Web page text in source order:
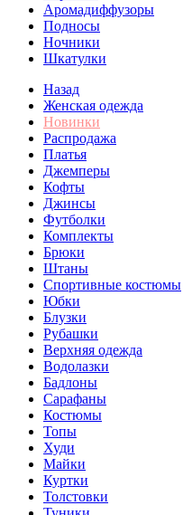
Аромадиффузоры
Подносы
Ночники
Шкатулки
Назад
Женская одежда
Новинки
Распродажа
Платья
Джемперы
Кофты
Джинсы
Футболки
Комплекты
Брюки
Штаны
Спортивные костюмы
Юбки
Блузки
Рубашки
Верхняя одежда
Водолазки
Бадлоны
Сарафаны
Костюмы
Топы
Худи
Майки
Куртки
Толстовки